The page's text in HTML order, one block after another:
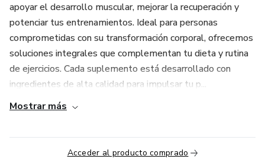
apoyar el desarrollo muscular, mejorar la recuperación y
potenciar tus entrenamientos. Ideal para personas
comprometidas con su transformación corporal, ofrecemos
soluciones integrales que complementan tu dieta y rutina
de ejercicios. Cada suplemento está desarrollado con
ingredientes de alta calidad para impulsar tu p...
Mostrar más
Acceder al producto comprado